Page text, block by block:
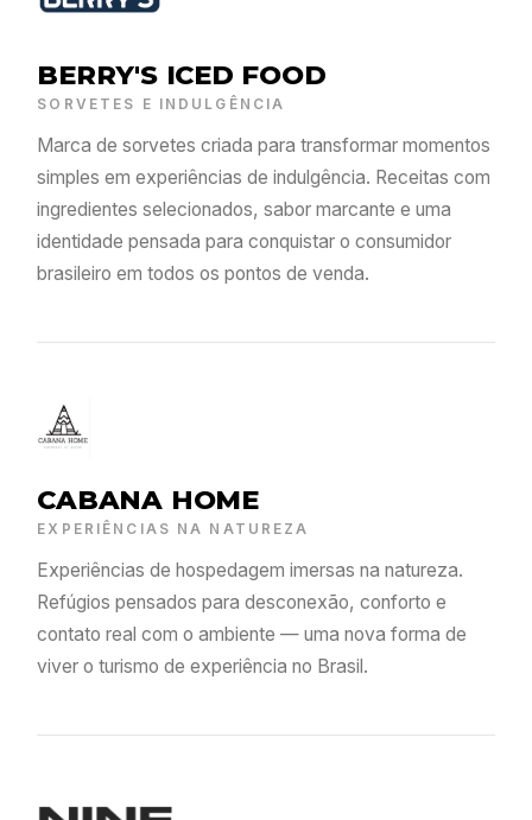
BERRY'S ICED FOOD
SORVETES E INDULGÊNCIA
Marca de sorvetes criada para transformar momentos
simples em experiências de indulgência. Receitas com
ingredientes selecionados, sabor marcante e uma
identidade pensada para conquistar o consumidor
brasileiro em todos os pontos de venda.
CABANA HOME
EXPERIÊNCIAS NA NATUREZA
Experiências de hospedagem imersas na natureza.
Refúgios pensados para desconexão, conforto e
contato real com o ambiente — uma nova forma de
viver o turismo de experiência no Brasil.